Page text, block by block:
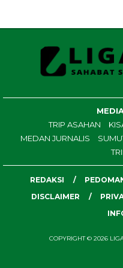
TRIP ASAHAN
MEDAN JURNALIS
REDAKSI
DISCLAIMER
COPYRIGHT © 2026